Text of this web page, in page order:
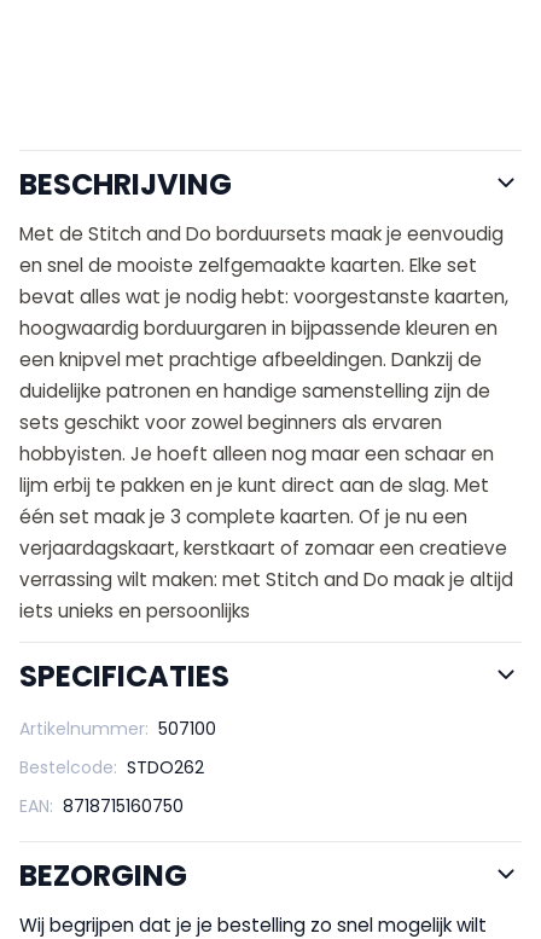
BESCHRIJVING
Met de Stitch and Do borduursets maak je eenvoudig
en snel de mooiste zelfgemaakte kaarten. Elke set
bevat alles wat je nodig hebt: voorgestanste kaarten,
hoogwaardig borduurgaren in bijpassende kleuren en
een knipvel met prachtige afbeeldingen. Dankzij de
duidelijke patronen en handige samenstelling zijn de
sets geschikt voor zowel beginners als ervaren
hobbyisten. Je hoeft alleen nog maar een schaar en
lijm erbij te pakken en je kunt direct aan de slag. Met
één set maak je 3 complete kaarten. Of je nu een
verjaardagskaart, kerstkaart of zomaar een creatieve
verrassing wilt maken: met Stitch and Do maak je altijd
iets unieks en persoonlijks
SPECIFICATIES
Artikelnummer: 507100
Bestelcode: STDO262
EAN: 8718715160750
BEZORGING
Wij begrijpen dat je je bestelling zo snel mogelijk wilt